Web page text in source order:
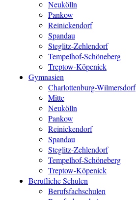
Neukölln
Pankow
Reinickendorf
Spandau
Steglitz-Zehlendorf
Tempelhof-Schöneberg
Treptow-Köpenick
Gymnasien
Charlottenburg-Wilmersdorf
Mitte
Neukölln
Pankow
Reinickendorf
Spandau
Steglitz-Zehlendorf
Tempelhof-Schöneberg
Treptow-Köpenick
Berufliche Schulen
Berufsfachschulen